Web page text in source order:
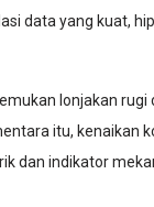
data yang kuat,
lonjakan rugi
itu, kenaikan
dan indikator